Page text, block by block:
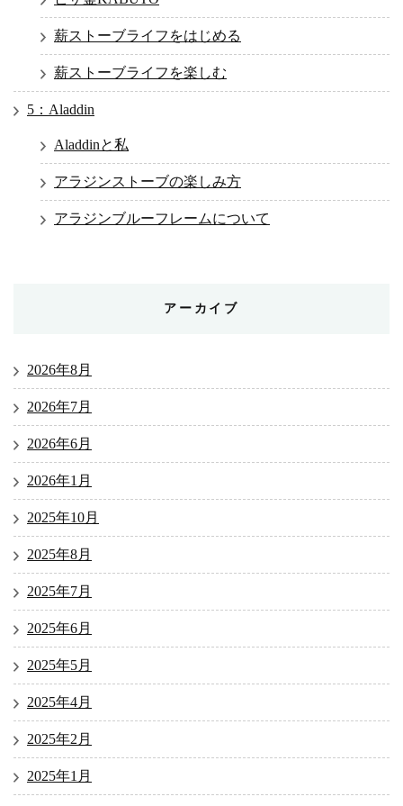
薪ストーブライフをはじめる
薪ストーブライフを楽しむ
5：Aladdin
Aladdinと私
アラジンストーブの楽しみ方
アラジンブルーフレームについて
アーカイブ
2026年8月
2026年7月
2026年6月
2026年1月
2025年10月
2025年8月
2025年7月
2025年6月
2025年5月
2025年4月
2025年2月
2025年1月